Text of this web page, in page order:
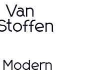
Van
Modern